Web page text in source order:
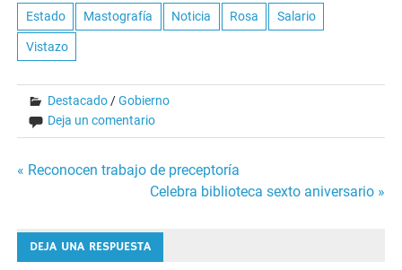
Estado Mastografía Noticia Rosa Salario
Vistazo
Destacado /Gobierno
Deja un comentario
Navegación
entradas
« Reconocen trabajo de preceptoría
Celebra biblioteca sexto aniversario »
DEJA UNA RESPUESTA